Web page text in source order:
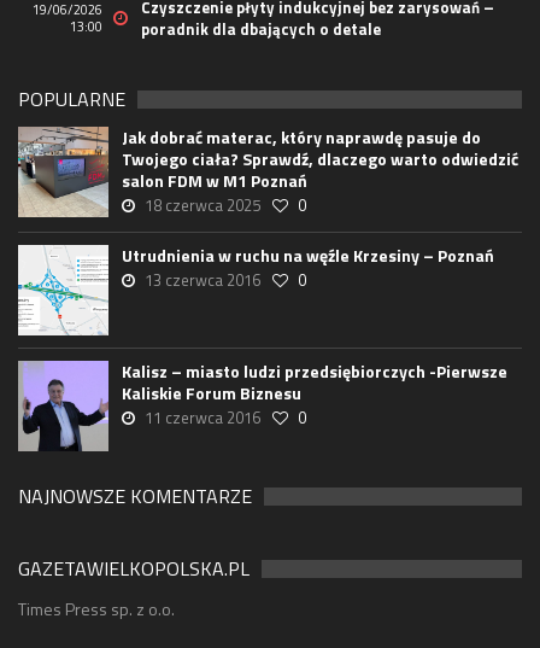
19/06/2026
13:00
Czyszczenie płyty indukcyjnej bez zarysowań –
poradnik dla dbających o detale
POPULARNE
Jak dobrać materac, który naprawdę pasuje do
Twojego ciała? Sprawdź, dlaczego warto odwiedzić
salon FDM w M1 Poznań
18 czerwca 2025 0
Utrudnienia w ruchu na węźle Krzesiny – Poznań
13 czerwca 2016 0
Kalisz – miasto ludzi przedsiębiorczych -Pierwsze
Kaliskie Forum Biznesu
11 czerwca 2016 0
NAJNOWSZE KOMENTARZE
GAZETAWIELKOPOLSKA.PL
Times Press sp. z o.o.